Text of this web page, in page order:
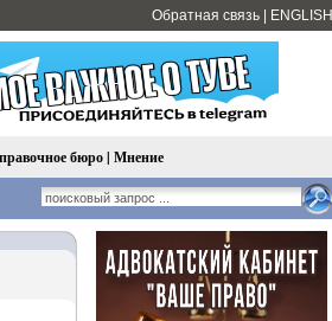
Обратная связь ENGLISH
бюро| Мнение